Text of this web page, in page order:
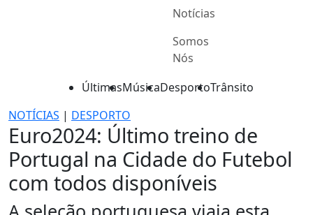
Notícias
Somos
Nós
ÚltimasMúsicaDesportoTrânsito
NOTÍCIAS | DESPORTO
Euro2024: Último treino de
Portugal na Cidade do Futebol
com todos disponíveis